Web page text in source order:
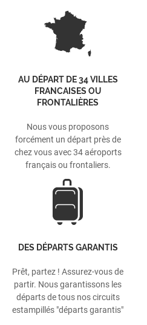
AU DÉPART DE 34 VILLES
FRANCAISES OU
FRONTALIÈRES
Nous vous proposons
forcément un départ près de
chez vous avec 34 aéroports
français ou frontaliers.
DES DÉPARTS GARANTIS
Prêt, partez ! Assurez-vous de
partir. Nous garantissons les
départs de tous nos circuits
estampillés "départs garantis"